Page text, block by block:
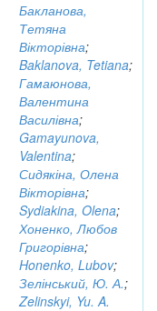
Бакланова,
Тетяна
Вікторівна;
Baklanova, Tetiana;
Гамаюнова,
Валентина
Василівна;
Gamayunova,
Valentina;
Сидякіна, Олена
Вікторівна;
Sydiakina, Olena;
Хоненко, Любов
Григорівна;
Honenko, Lubov;
Зелінський, Ю. А.;
Zelinskyi, Yu. A.